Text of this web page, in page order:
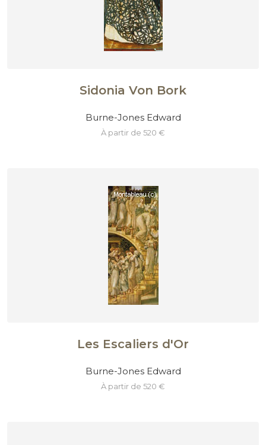
Sidonia Von Bork
Burne-Jones Edward
à partir de 520 €
Les Escaliers d'Or
Burne-Jones Edward
à partir de 520 €